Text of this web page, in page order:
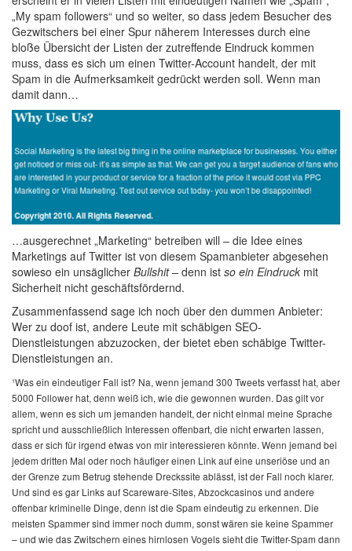
„My spam followers“ und so weiter, so dass jedem Besucher des
Gezwitschers bei einer Spur näherem Interesses durch eine
bloße Übersicht der Listen der zutreffende Eindruck kommen
muss, dass es sich um einen Twitter-Account handelt, der mit
Spam in die Aufmerksamkeit gedrückt werden soll. Wenn man
damit dann…
…ausgerechnet „Marketing“ betreiben will – die Idee eines
Marketings auf Twitter ist von diesem Spamanbieter abgesehen
sowieso ein unsäglicher Bullshit– denn ist so ein Eindruck mit
Sicherheit nicht geschäftsfördernd.
Zusammenfassend sage ich noch über den dummen Anbieter:
Wer zu doof ist, andere Leute mit schäbigen SEO-
Dienstleistungen abzuzocken, der bietet eben schäbige Twitter-
Dienstleistungen an.
¹Was ein eindeutiger Fall ist? Na, wenn jemand 300 Tweets verfasst hat, aber
5000 Follower hat, denn weiß ich, wie die gewonnen wurden. Das gilt vor
allem, wenn es sich um jemanden handelt, der nicht einmal meine Sprache
spricht und ausschließlich Interessen offenbart, die nicht erwarten lassen,
dass er sich für irgend etwas von mir interessieren könnte. Wenn jemand bei
jedem dritten Mal oder noch häufiger einen Link auf eine unseriöse und an
der Grenze zum Betrug stehende Dreckssite ablässt, ist der Fall noch klarer.
Und sind es gar Links auf Scareware-Sites, Abzockcasinos und andere
offenbar kriminelle Dinge, denn ist die Spam eindeutig zu erkennen. Die
meisten Spammer sind immer noch dumm, sonst wären sie keine Spammer
– und wie das Zwitschern eines hirnlosen Vogels sieht die Twitter-Spam dann